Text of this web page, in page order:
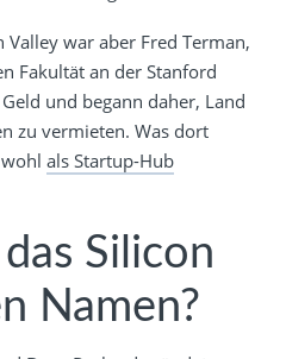
Valley war aber Fred Terman,
Fakultät an der Stanford
und begann daher, Land
zu vermieten. Was dort
als Startup-Hub
Silicon
Namen?